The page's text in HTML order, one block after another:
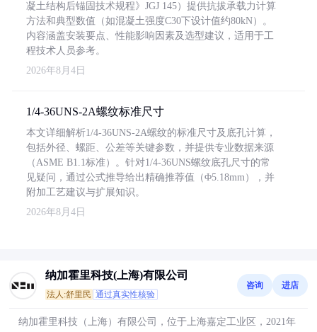
凝土结构后锚固技术规程》JGJ 145）提供抗拔承载力计算
方法和典型数值（如混凝土强度C30下设计值约80kN）。
内容涵盖安装要点、性能影响因素及选型建议，适用于工
程技术人员参考。
2026年8月4日
1/4-36UNS-2A螺纹标准尺寸
本文详细解析1/4-36UNS-2A螺纹的标准尺寸及底孔计算，
包括外径、螺距、公差等关键参数，并提供专业数据来源
（ASME B1.1标准）。针对1/4-36UNS螺纹底孔尺寸的常
见疑问，通过公式推导给出精确推荐值（Φ5.18mm），并
附加工艺建议与扩展知识。
2026年8月4日
纳加霍里科技(上海)有限公司
法人:舒里民 通过真实性核验
咨询 进店
纳加霍里科技（上海）有限公司，位于上海嘉定工业区，2021年